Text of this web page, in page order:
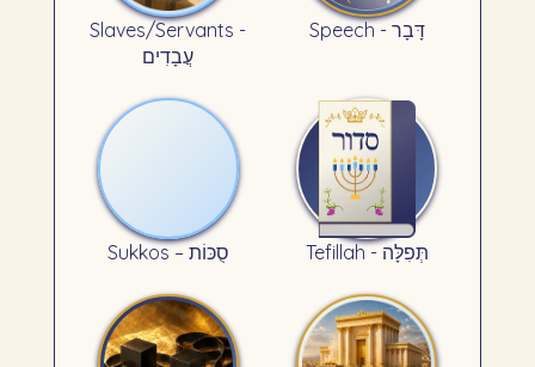
Slaves/Servants -
עֲבָדִים
Speech - דָּבָר
Sukkos – סֻכּוֹת Tefillah - תְּפִלָּה